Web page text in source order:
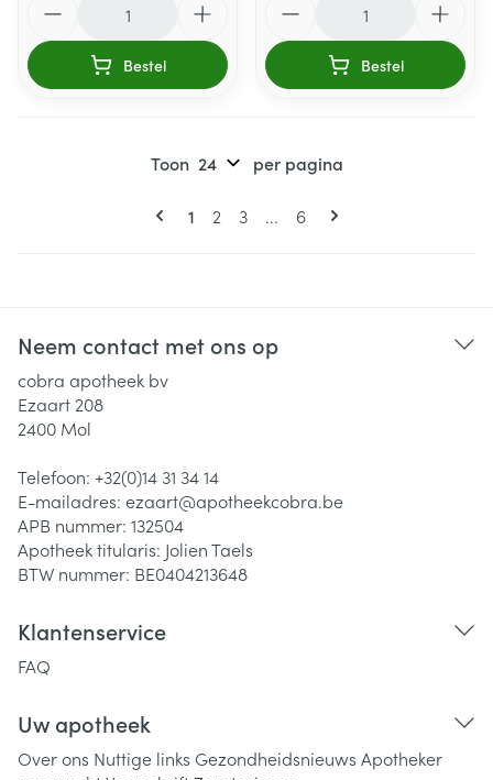
Bestel Bestel
Pagina's
U lees momenteel pagina
1 Pagina
2 Pagina
3 ... Pagina
6
Toon per pagina
Neem contact met ons op
cobra apotheek bv
Ezaart 208
2400 Mol
Telefoon: +32(0)14 31 34 14
E-mailadres: ezaart@apotheekcobra.be
APB nummer: 132504
Apotheek titularis: Jolien Taels
BTW nummer: BE0404213648
Klantenservice
FAQ
Uw apotheek
Over ons Nuttige links Gezondheidsnieuws Apotheker